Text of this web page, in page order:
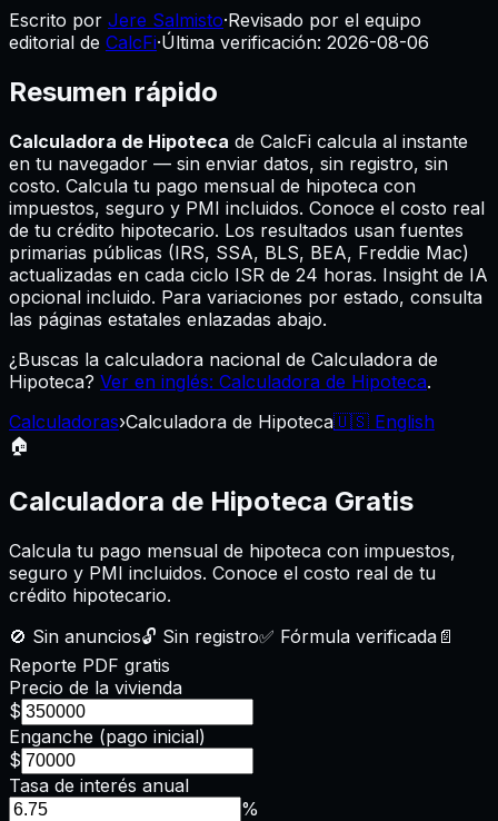
Escrito por Jere Salmisto·Revisado por el equipo
editorial de CalcFi·Última verificación: 2026-08-06
Resumen rápido
Calculadora de Hipoteca de CalcFi calcula al instante
en tu navegador — sin enviar datos, sin registro, sin
costo. Calcula tu pago mensual de hipoteca con
impuestos, seguro y PMI incluidos. Conoce el costo real
de tu crédito hipotecario. Los resultados usan fuentes
primarias públicas (IRS, SSA, BLS, BEA, Freddie Mac)
actualizadas en cada ciclo ISR de 24 horas. Insight de IA
opcional incluido. Para variaciones por estado, consulta
las páginas estatales enlazadas abajo.
¿Buscas la calculadora nacional de Calculadora de
Hipoteca? Ver en inglés: Calculadora de Hipoteca.
Calculadoras›Calculadora de Hipoteca🇺🇸 English
🏠
Calculadora de Hipoteca Gratis
Calcula tu pago mensual de hipoteca con impuestos,
seguro y PMI incluidos. Conoce el costo real de tu
crédito hipotecario.
🚫 Sin anuncios🔓 Sin registro✅ Fórmula verificada 📄
Reporte PDF gratis
Precio de la vivienda
$
Enganche (pago inicial)
$
Tasa de interés anual
%